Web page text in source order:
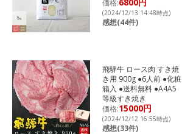
価格:
(2024/12/13 14:48時点)
感想(44件)
飛騨牛 ロース肉 すき焼
き用 900g ●6人前 ●化粧
箱入 ●送料無料 ●A4A5
等級すき焼き
価格:15000円
(2024/12/12 16:55時点)
感想(33件)